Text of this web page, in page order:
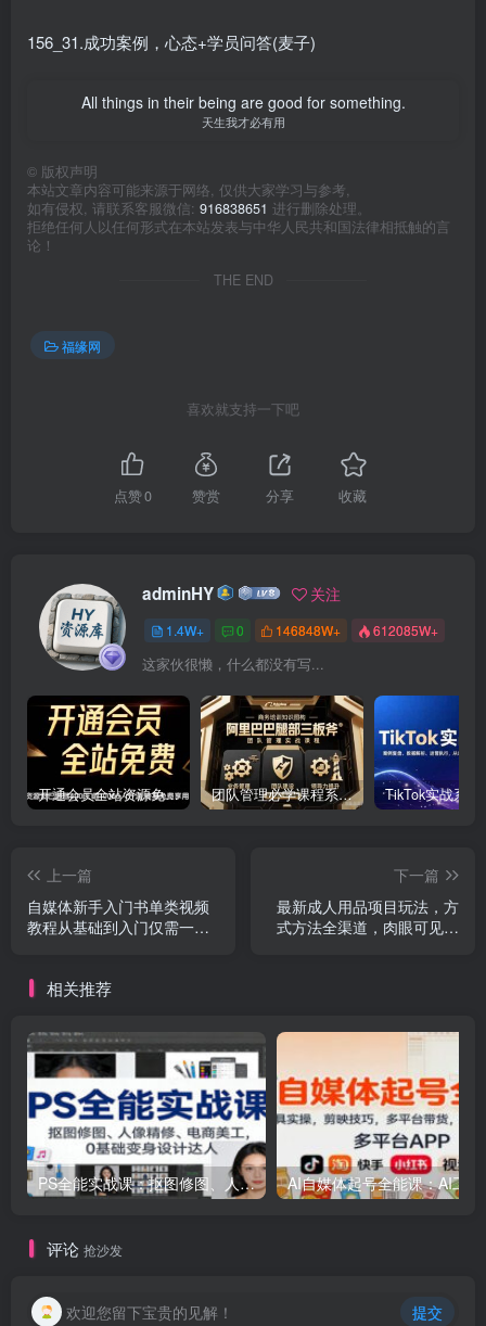
156_31.成功案例，心态+学员问答(麦子)
All things in their being are good for something.
天生我才必有用
© 版权声明
本站文章内容可能来源于网络, 仅供大家学习与参考,
如有侵权, 请联系客服微信: 916838651 进行删除处理。
拒绝任何人以任何形式在本站发表与中华人民共和国法律相抵触的言
论！
THE END
福缘网
喜欢就支持一下吧
点赞0 赞赏 分享 收藏
adminHY 关注
1.4W+ 0 146848W+ 612085W+
这家伙很懒，什么都没有写...
开通会员全站资源免费下载 开通VIP会员 HY资源库 团队管理必学课程系列，阿里巴巴“腿部三板斧”
上一篇
自媒体新手入门书单类视频
教程从基础到入门仅需一小
下一篇
最新成人用品项目玩法，方
式方法全渠道，肉眼可见的
相关推荐
PS全能实战课：抠图修图、人像精修、电商美工，0基础变身设计达人
评论 抢沙发
欢迎您留下宝贵的见解！ 提交